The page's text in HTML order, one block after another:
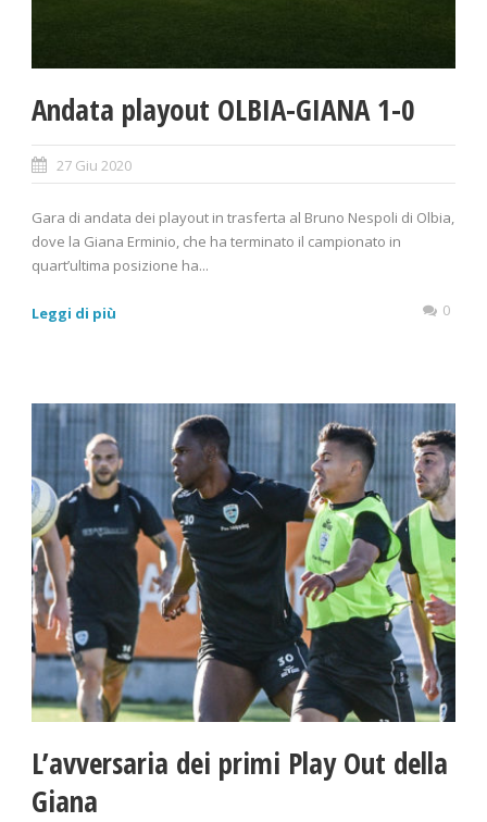
Andata playout OLBIA-GIANA 1-0
27 Giu 2020
Gara di andata dei playout in trasferta al Bruno Nespoli di Olbia,
dove la Giana Erminio, che ha terminato il campionato in
quart’ultima posizione ha...
Leggi di più 0
L’avversaria dei primi Play Out della
Giana